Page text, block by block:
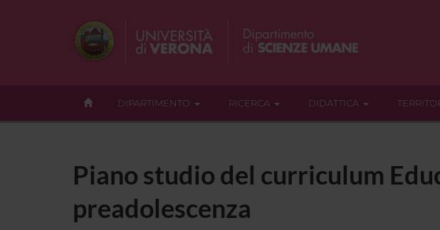
DIPARTIMENTO RICERCA DIDATTICA
Piano studio del curriculum
preadolescenza